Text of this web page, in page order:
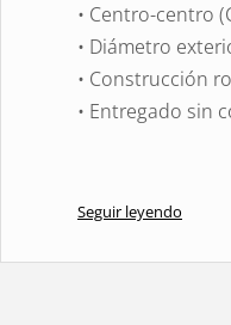
• Centro-centro
• Diámetro
• Construcción
• Entregado sin
Seguir leyendo